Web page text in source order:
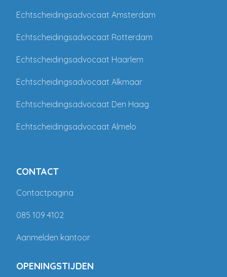
Echtscheidingsadvocaat Amsterdam
Echtscheidingsadvocaat Rotterdam
Echtscheidingsadvocaat Haarlem
Echtscheidingsadvocaat Alkmaar
Echtscheidingsadvocaat Den Haag
Echtscheidingsadvocaat Almelo
CONTACT
Contactpagina
085 109 4102
Aanmelden kantoor
OPENINGSTIJDEN